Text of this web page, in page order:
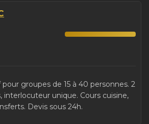
groupes de 15 à 40 personnes. 2
interlocuteur unique. Cours cuisine,
Devis sous 24h.